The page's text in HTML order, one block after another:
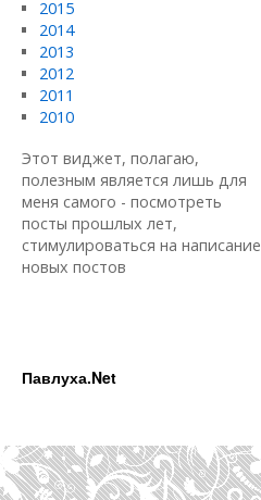
2015
2014
2013
2012
2011
2010
Этот виджет, полагаю,
полезным является лишь для
меня самого - посмотреть
посты прошлых лет,
стимулироваться на написание
новых постов
Павлуха.Net